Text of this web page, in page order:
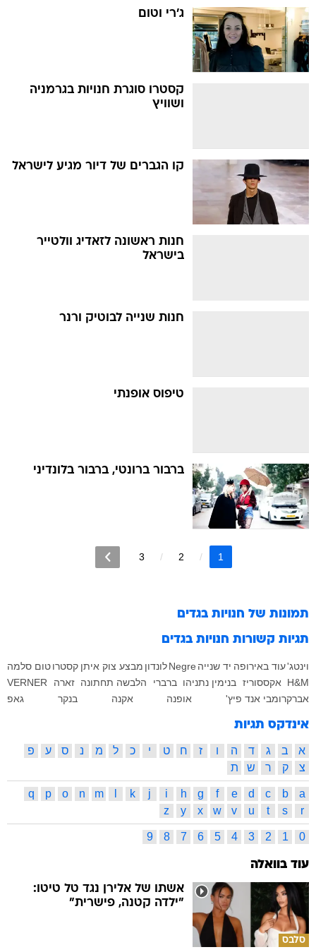
ג'רי וטום
קסטרו סוגרת חנויות בגרמניה
ושוויץ
קו הגברים של דיור מגיע לישראל
חנות ראשונה לזאדיג וולטייר
בישראל
חנות שנייה לבוטיק ורנר
טיפוס אופנתי
ברבור ברונטי, ברבור בלונדיני
1
2
3
תמונות של חנויות בגדים
תגיות קשורות חנויות בגדים
וינטג'עוד באירופה יד שנייה Negreלונדון מבצע צוק איתן קסטרוטום סלמה
H&M
אקססוריז בנימין נתניהו ברברי הלבשה תחתונה זארה
VERNER
אברקרומבי אנד פיץ'
אופנה אקנה בנקר גאפ
אינדקס תגיות
א ב ג ד ה ו ז ח ט י כ ל מ נ ס ע
פ
צ
ק ר ש ת
a
b
c
d
e
f
g
h
i
j
k
m
n
o
p
q
r
s
t
u
v
w
x
y
z
0
1
2
3
4
5
6
7
8
9
עוד בוואלה
סלבס
אשתו של אלירן נגד טל טיטו:
"ילדה קטנה, פישרית"